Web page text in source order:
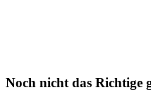
Noch nicht das Richtige